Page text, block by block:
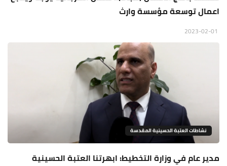
اعمال توسعة مؤسسة وارث
نشاطات العتبة الحسينية المقدسة
مدير عام في وزارة التخطيط: ابهرتنا العتبة الحسينية